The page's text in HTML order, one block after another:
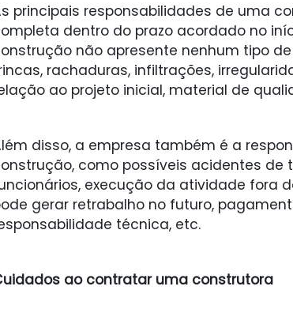
principais responsabilidades de uma
dentro do prazo acordado no
não apresente nenhum tipo
rachaduras, infiltrações,
ao projeto inicial, material de
disso, a empresa também é a
como possíveis acidentes
execução da atividade fora
gerar retrabalho no futuro,
técnica, etc.
ao contratar uma construtora